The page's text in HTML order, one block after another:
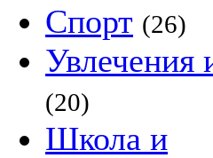
Спорт (26)
Увлечения
(20)
Школа и